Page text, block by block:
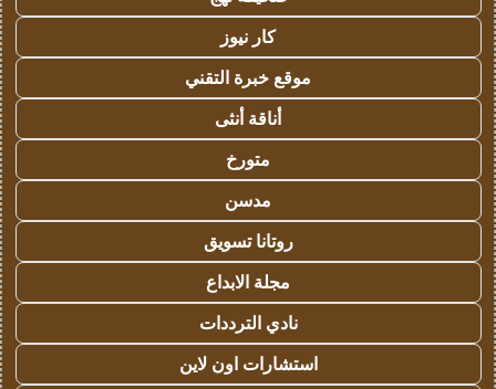
كار نيوز
موقع خبرة التقني
أناقة أنثى
متورخ
مدسن
روتانا تسويق
مجلة الابداع
نادي الترددات
استشارات اون لاين